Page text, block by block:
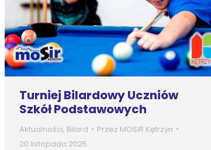
Turniej Bilardowy Uczniów
Szkół Podstawowych
Aktualności, Bilard Przez MOSiR Kętrzyn
20 listopada 2025